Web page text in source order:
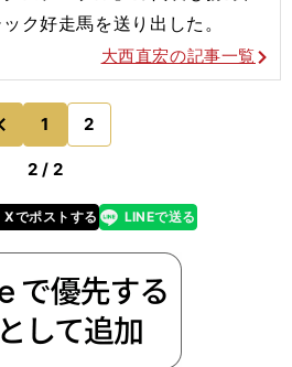
ク好走馬を送り出した。
大西直宏の記事一覧
前
1 2
2 / 2
Xでポストする
line LINEで送る